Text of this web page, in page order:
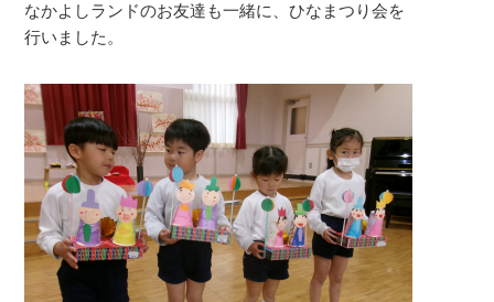
なかよしランドのお友達も一緒に、ひなまつり会を
行いました。